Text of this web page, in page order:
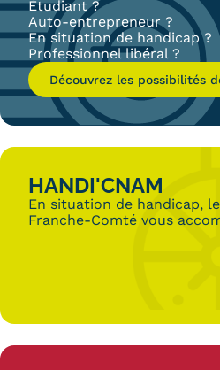
Étudiant ?
Auto-entrepreneur ?
En situation de handicap ?
Professionnel libéral ?
Découvrez les possibilités
HANDI'CNAM
En situation de handicap,
Franche-Comté vous